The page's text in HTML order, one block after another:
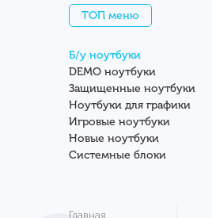
ТОП меню
Б/у ноутбуки
DEMO ноутбуки
Защищенные ноутбуки
Ноутбуки для графики
Игровые ноутбуки
Новые ноутбуки
Системные блоки
Главная